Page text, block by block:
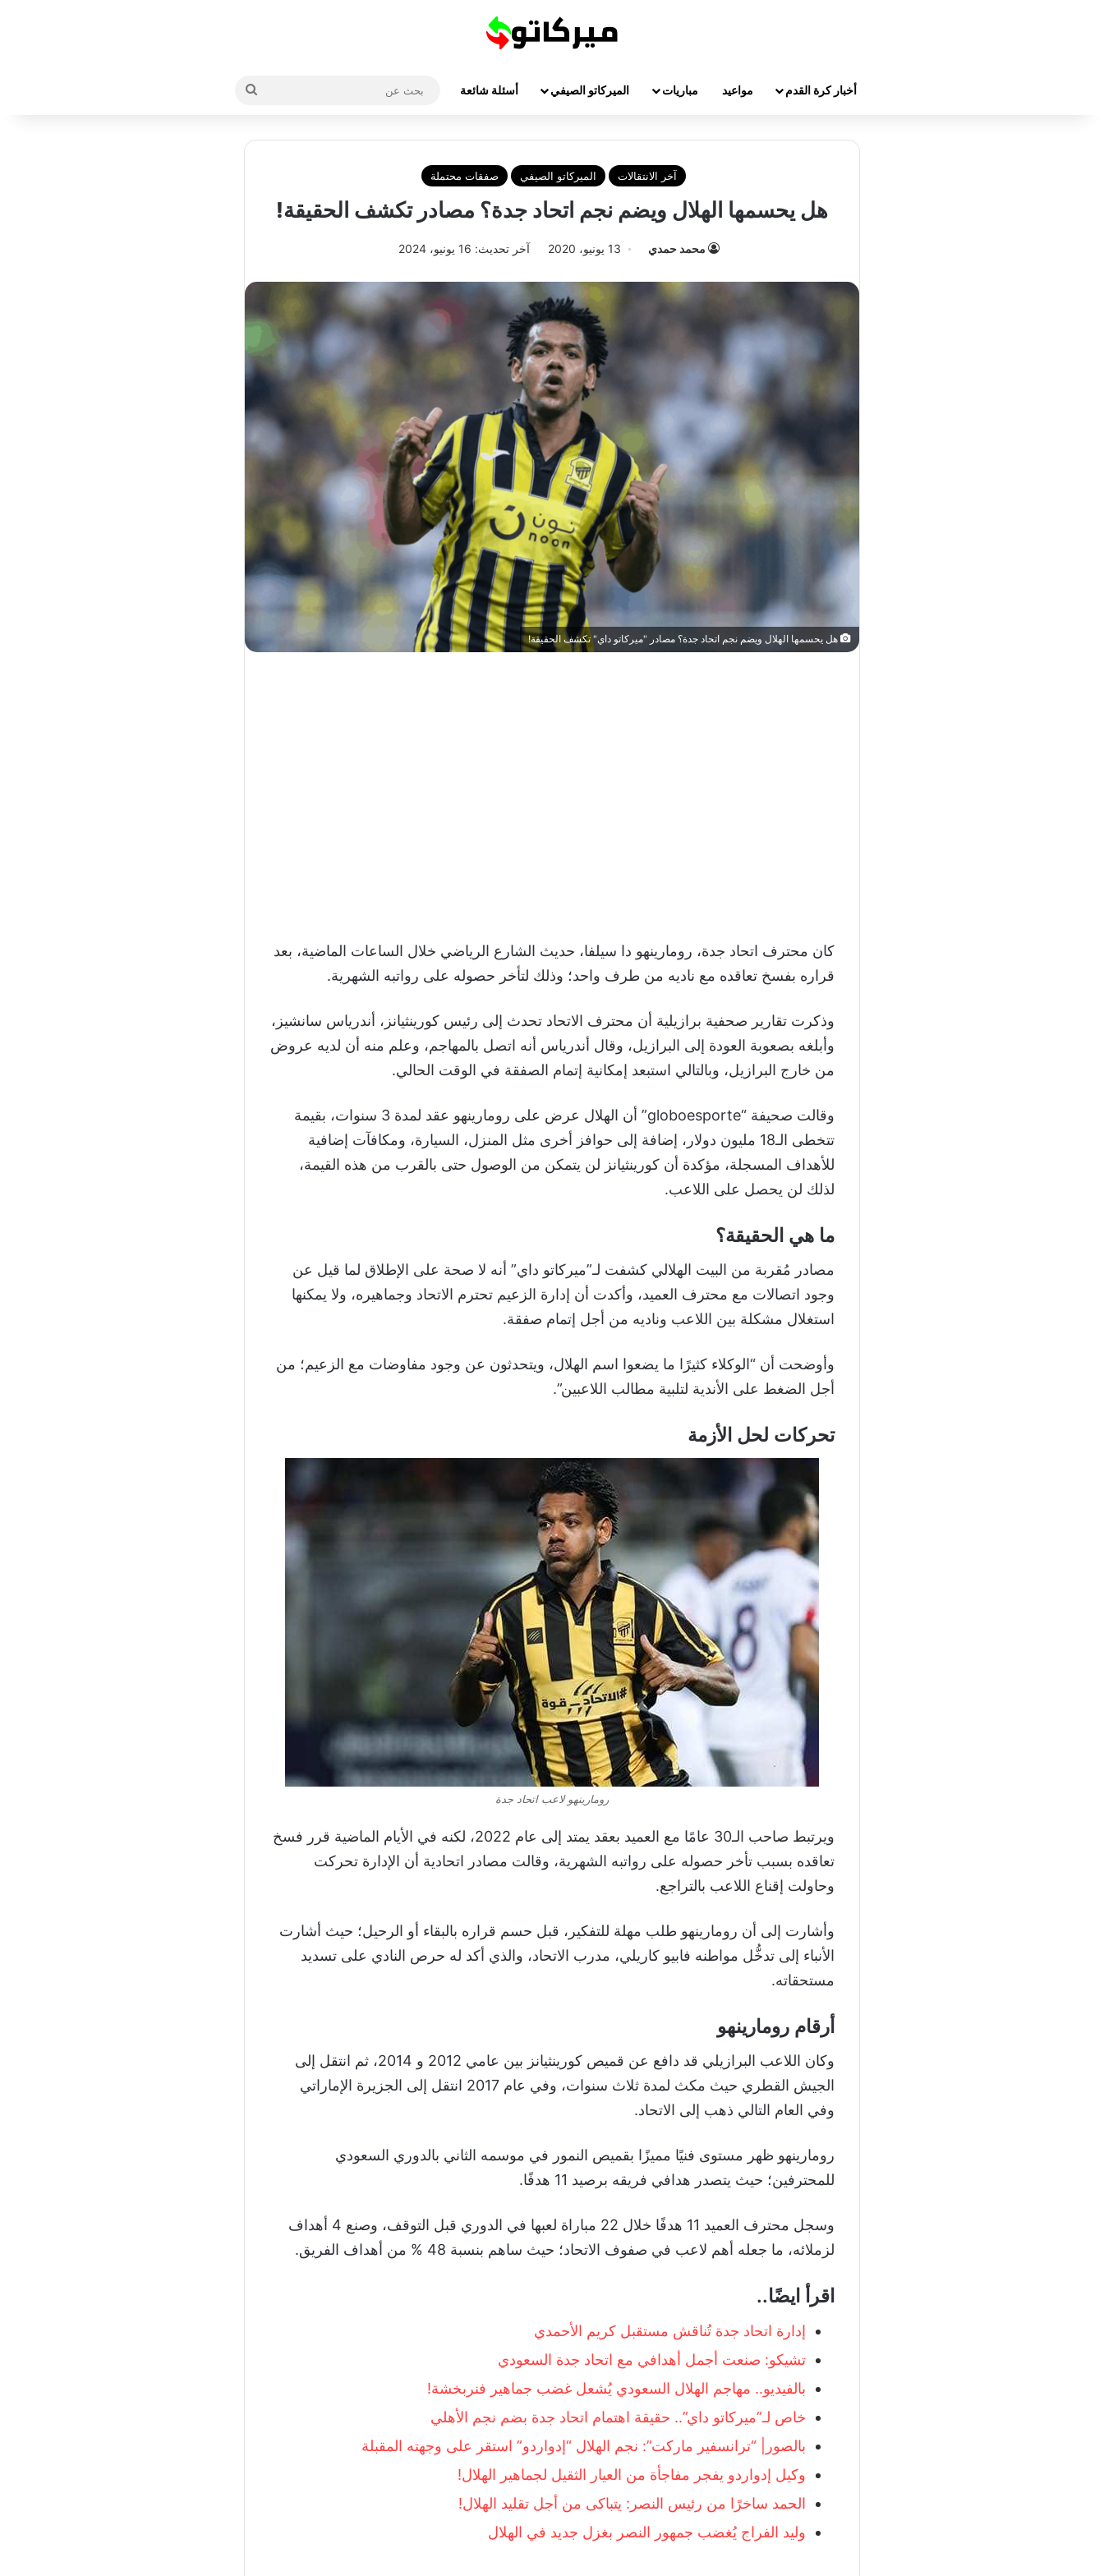
أخبار كرة القدم مواعيد مباريات الميركاتو الصيفي أسئلة شائعة
آخر الانتقالات الميركاتو الصيفي صفقات محتملة
هل يحسمها الهلال ويضم نجم اتحاد جدة؟ مصادر تكشف الحقيقة!
محمد حمدي 13 يونيو، 2020 آخر تحديث: 16 يونيو، 2024
هل يحسمها الهلال ويضم نجم اتحاد جدة؟ مصادر "ميركاتو داي" تكشف الحقيقة!
كان محترف اتحاد جدة، رومارينهو دا سيلفا، حديث الشارع الرياضي خلال الساعات الماضية، بعد
قراره بفسخ تعاقده مع ناديه من طرف واحد؛ وذلك لتأخر حصوله على رواتبه الشهرية.
وذكرت تقارير صحفية برازيلية أن محترف الاتحاد تحدث إلى رئيس كورينثيانز، أندرياس سانشيز،
وأبلغه بصعوبة العودة إلى البرازيل، وقال أندرياس أنه اتصل بالمهاجم، وعلم منه أن لديه عروض
من خارج البرازيل، وبالتالي استبعد إمكانية إتمام الصفقة في الوقت الحالي.
وقالت صحيفة “globoesporte” أن الهلال عرض على رومارينهو عقد لمدة 3 سنوات، بقيمة
تتخطى الـ18 مليون دولار، إضافة إلى حوافز أخرى مثل المنزل، السيارة، ومكافآت إضافية
للأهداف المسجلة، مؤكدة أن كورينثيانز لن يتمكن من الوصول حتى بالقرب من هذه القيمة،
لذلك لن يحصل على اللاعب.
ما هي الحقيقة؟
مصادر مُقربة من البيت الهلالي كشفت لـ”ميركاتو داي” أنه لا صحة على الإطلاق لما قيل عن
وجود اتصالات مع محترف العميد، وأكدت أن إدارة الزعيم تحترم الاتحاد وجماهيره، ولا يمكنها
استغلال مشكلة بين اللاعب وناديه من أجل إتمام صفقة.
وأوضحت أن “الوكلاء كثيرًا ما يضعوا اسم الهلال، ويتحدثون عن وجود مفاوضات مع الزعيم؛ من
أجل الضغط على الأندية لتلبية مطالب اللاعبين”.
تحركات لحل الأزمة
رومارينهو لاعب اتحاد جدة
ويرتبط صاحب الـ30 عامًا مع العميد بعقد يمتد إلى عام 2022، لكنه في الأيام الماضية قرر فسخ
تعاقده بسبب تأخر حصوله على رواتبه الشهرية، وقالت مصادر اتحادية أن الإدارة تحركت
وحاولت إقناع اللاعب بالتراجع.
وأشارت إلى أن رومارينهو طلب مهلة للتفكير، قبل حسم قراره بالبقاء أو الرحيل؛ حيث أشارت
الأنباء إلى تدخُّل مواطنه فابيو كاريلي، مدرب الاتحاد، والذي أكد له حرص النادي على تسديد
مستحقاته.
أرقام رومارينهو
وكان اللاعب البرازيلي قد دافع عن قميص كورينثيانز بين عامي 2012 و 2014، ثم انتقل إلى
الجيش القطري حيث مكث لمدة ثلاث سنوات، وفي عام 2017 انتقل إلى الجزيرة الإماراتي
وفي العام التالي ذهب إلى الاتحاد.
رومارينهو ظهر مستوى فنيًا مميزًا بقميص النمور في موسمه الثاني بالدوري السعودي
للمحترفين؛ حيث يتصدر هدافي فريقه برصيد 11 هدفًا.
وسجل محترف العميد 11 هدفًا خلال 22 مباراة لعبها في الدوري قبل التوقف، وصنع 4 أهداف
لزملائه، ما جعله أهم لاعب في صفوف الاتحاد؛ حيث ساهم بنسبة 48 % من أهداف الفريق.
اقرأ ايضًا..
إدارة اتحاد جدة تُناقش مستقبل كريم الأحمدي
تشيكو: صنعت أجمل أهدافي مع اتحاد جدة السعودي
بالفيديو.. مهاجم الهلال السعودي يُشعل غضب جماهير فنربخشة!
خاص لـ”ميركاتو داي”.. حقيقة اهتمام اتحاد جدة بضم نجم الأهلي
بالصور| “ترانسفير ماركت”: نجم الهلال “إدواردو” استقر على وجهته المقبلة
وكيل إدواردو يفجر مفاجأة من العيار الثقيل لجماهير الهلال!
الحمد ساخرًا من رئيس النصر: يتباكى من أجل تقليد الهلال!
وليد الفراج يُغضب جمهور النصر بغزل جديد في الهلال